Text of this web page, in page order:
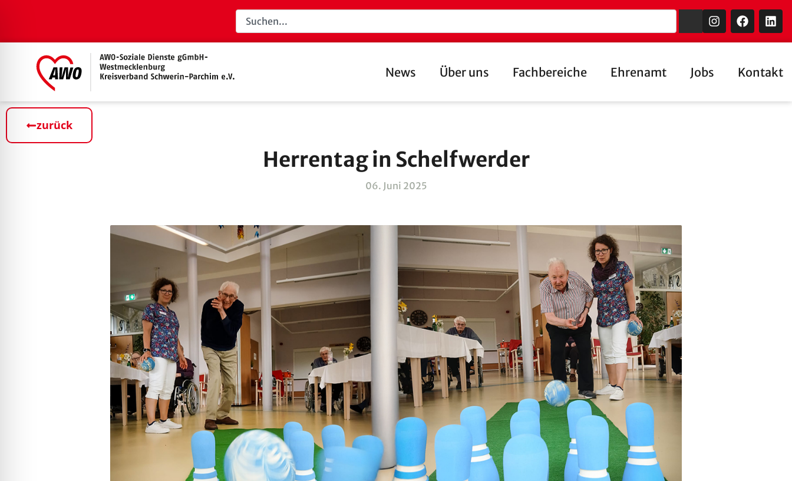
News Über uns Fachbereiche Ehrenamt Jobs Kontakt
zurück
Herrentag in Schelfwerder
06. Juni 2025